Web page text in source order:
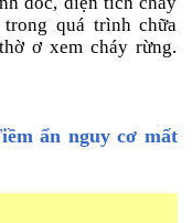
quá trình chữa
ơ xem cháy rừng.
ẩn nguy cơ mất